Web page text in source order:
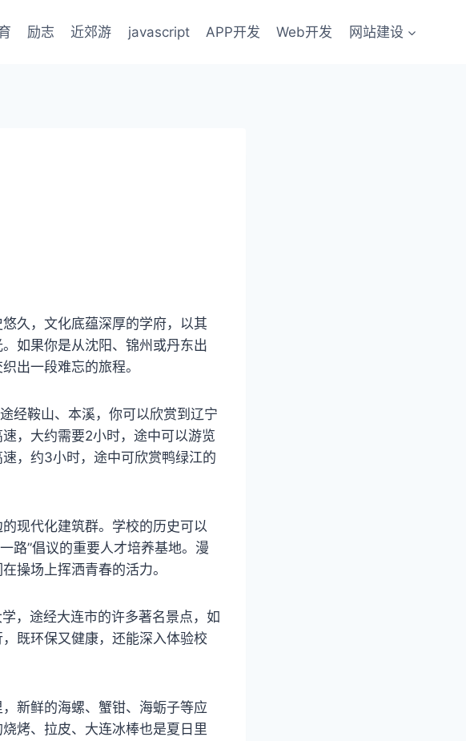
励志 近郊游 javascript APP开发 Web开发 网站建设
久，文化底蕴深厚的学府，以其
如果你是从沈阳、锦州或丹东出
出一段难忘的旅程。
经鞍山、本溪，你可以欣赏到辽宁
，大约需要2小时，途中可以游览
，约3小时，途中可欣赏鸭绿江的
现代化建筑群。学校的历史可以
路”倡议的重要人才培养基地。漫
操场上挥洒青春的活力。
，途经大连市的许多著名景点，如
既环保又健康，还能深入体验校
新鲜的海螺、蟹钳、海蛎子等应
烤、拉皮、大连冰棒也是夏日里